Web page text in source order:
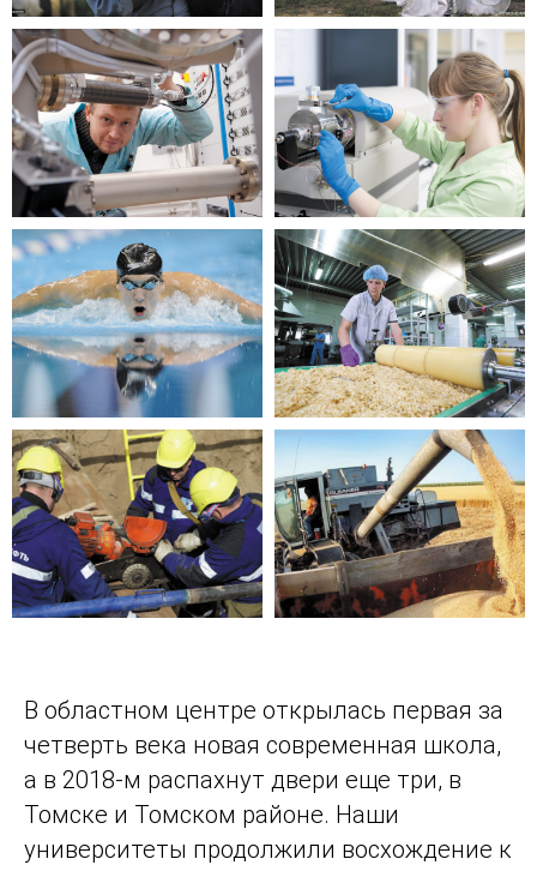
В областном центре открылась первая за
четверть века новая современная школа,
а в 2018-м распахнут двери еще три, в
Томске и Томском районе. Наши
университеты продолжили восхождение к